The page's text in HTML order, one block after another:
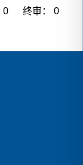
0 终审： 0